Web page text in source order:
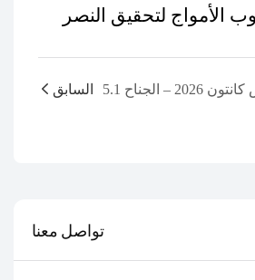
السابق
تواصل معنا